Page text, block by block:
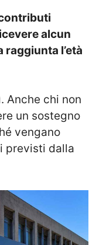
alcun
l’età
Anche chi non
un sostegno
vengano
previsti dalla